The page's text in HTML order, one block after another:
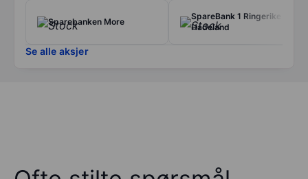
Sparebanken More
SpareBank 1 Ringerike
Hadeland
Se alle aksjer